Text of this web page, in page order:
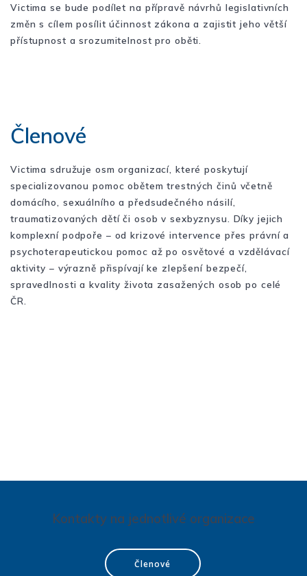
Victima se bude podílet na přípravě návrhů legislativních
změn s cílem posílit účinnost zákona a zajistit jeho větší
přístupnost a srozumitelnost pro oběti.
Členové
Victima sdružuje osm organizací, které poskytují
specializovanou pomoc obětem trestných činů včetně
domácího, sexuálního a předsudečného násilí,
traumatizovaných dětí či osob v sexbyznysu. Díky jejich
komplexní podpoře – od krizové intervence přes právní a
psychoterapeutickou pomoc až po osvětové a vzdělávací
aktivity – výrazně přispívají ke zlepšení bezpečí,
spravedlnosti a kvality života zasažených osob po celé
ČR.
Kontakty na jednotlivé organizace
Členové